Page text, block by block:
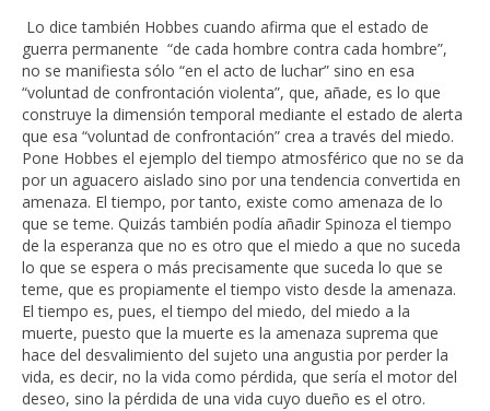
Lo dice también Hobbes cuando afirma que el estado de
guerra permanente “de cada hombre contra cada hombre”,
no se manifiesta sólo “en el acto de luchar” sino en esa
“voluntad de confrontación violenta”, que, añade, es lo que
construye la dimensión temporal mediante el estado de alerta
que esa “voluntad de confrontación” crea a través del miedo.
Pone Hobbes el ejemplo del tiempo atmosférico que no se da
por un aguacero aislado sino por una tendencia convertida en
amenaza. El tiempo, por tanto, existe como amenaza de lo
que se teme. Quizás también podía añadir Spinoza el tiempo
de la esperanza que no es otro que el miedo a que no suceda
lo que se espera o más precisamente que suceda lo que se
teme, que es propiamente el tiempo visto desde la amenaza.
El tiempo es, pues, el tiempo del miedo, del miedo a la
muerte, puesto que la muerte es la amenaza suprema que
hace del desvalimiento del sujeto una angustia por perder la
vida, es decir, no la vida como pérdida, que sería el motor del
deseo, sino la pérdida de una vida cuyo dueño es el otro.